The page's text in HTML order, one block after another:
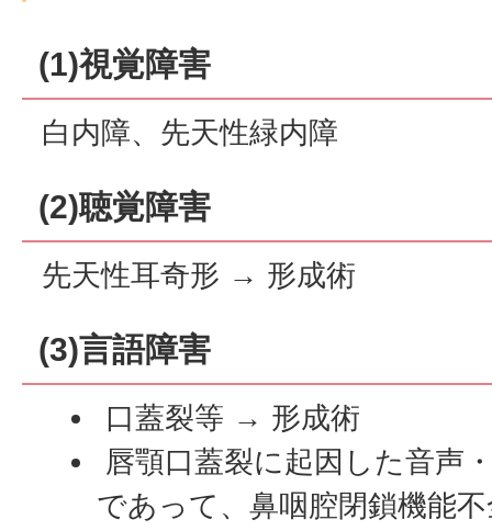
(1)視覚障害
白内障、先天性緑内障
(2)聴覚障害
先天性耳奇形 → 形成術
(3)言語障害
口蓋裂等 → 形成術
唇顎口蓋裂に起因した音声
であって、鼻咽腔閉鎖機能